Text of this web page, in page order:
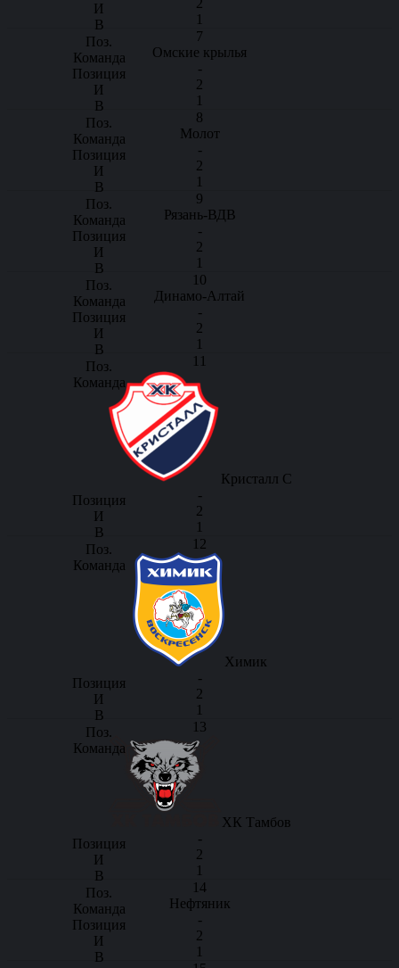
2
1
7
Омские крылья
-
2
1
8
Молот
-
2
1
9
Рязань-ВДВ
-
2
1
10
Динамо-Алтай
-
2
1
11
Кристалл С
-
2
1
12
Химик
-
2
1
13
ХК Тамбов
-
2
1
14
Нефтяник
-
2
1